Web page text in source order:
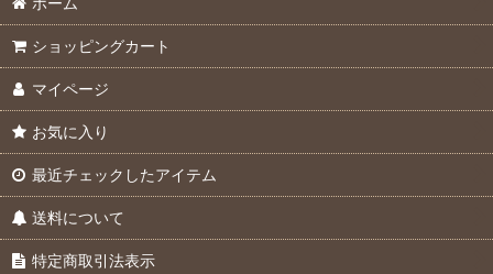
ショッピングカート
マイページ
お気に入り
最近チェックしたアイテム
送料について
特定商取引法表示